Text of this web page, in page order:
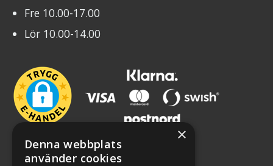
Fre 10.00-17.00
Lör 10.00-14.00
×
Denna webbplats
använder cookies